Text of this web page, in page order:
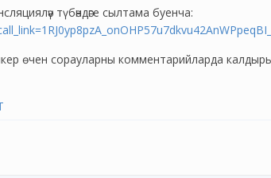
түбәндәге сылтама буенча:
өчен сорауларны комментарийларда